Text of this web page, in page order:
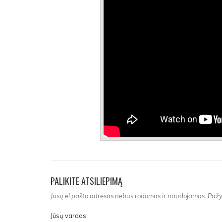
PALIKITE ATSILIEPIMĄ
Jūsų el.pašto adresas nebus rodomas ir naudojamas.
Jūsų vardas